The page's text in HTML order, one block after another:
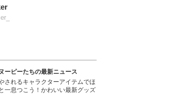
ーピーたちの最新ニュース
されるキャラクターアイテムでほ
一息つこう！かわいい最新グッズ